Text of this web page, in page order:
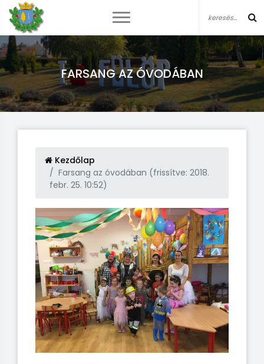
FARSANG AZ ÓVODÁBAN
Kezdőlap
Farsang az óvodában (frissítve: 2018.
febr. 25. 10:52)